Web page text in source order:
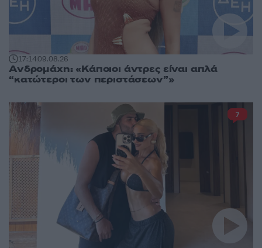
17:1409.08.26
Ανδρομάχη: «Κάποιοι άντρες είναι απλά
“κατώτεροι των περιστάσεων”»
7